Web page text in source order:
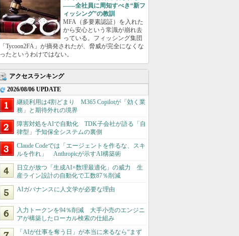
――全社員に周知すべき“新フ
ィッシング”の教訓
MFA（多要素認証）を入れた
から安心という常識が崩れ去
っている。フィッシング集団
「Tycoon2FA」が摘発されたが、脅威が完全になくな
ったというわけではない。
アクセスランキング
2026/08/06 UPDATE
継続利用は4割どまり M365 Copilotが「効く業
務」と期待外れの境界
障害対処をAIで自動化 TDK子会社が語る「自
律型」予知保全システムの裏側
Claude Codeでは「エージェントを作るな、スキ
ルを作れ」 Anthropicが示すAI構築術
日立が放つ「生成AI×数理最適化」の威力 生
産ライン設計の自動化で工数87％削減
AIガバナンスに人文学が必要な理由
入力トークンを94％削減 大手小売のエンジニ
アが構築したローカル検索の仕組み
「AIが仕事を奪う日」が本当に来るなら“まず